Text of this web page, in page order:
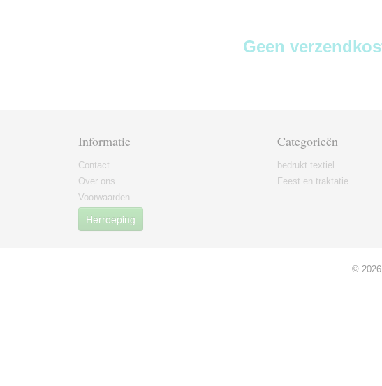
Geen
Informatie
Contact
Over ons
Voorwaarden
Herroeping
Categorieën
bedrukt textiel
Feest en traktatie
© 2026